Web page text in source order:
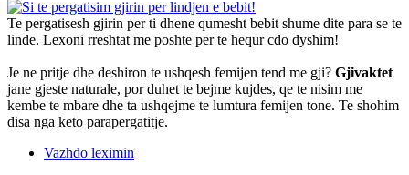
Te pergatisesh gjirin per ti dhene qumesht bebit shume dite para se te
linde. Lexoni rreshtat me poshte per te hequr cdo dyshim!
Je ne pritje dhe deshiron te ushqesh femijen tend me gji? Gjivaktet
jane gjeste naturale, por duhet te bejme kujdes, qe te nisim me
kembe te mbare dhe ta ushqejme te lumtura femijen tone. Te shohim
disa nga keto parapergatitje.
Vazhdo leximin